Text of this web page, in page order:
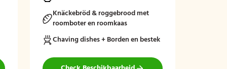
Knäckebröd & roggebrood met
roomboter en roomkaas
Chaving dishes + Borden en bestek